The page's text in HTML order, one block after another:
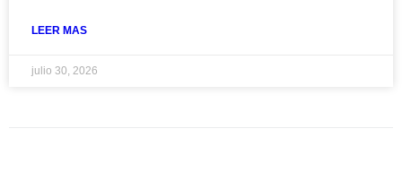
LEER MAS
julio 30, 2026